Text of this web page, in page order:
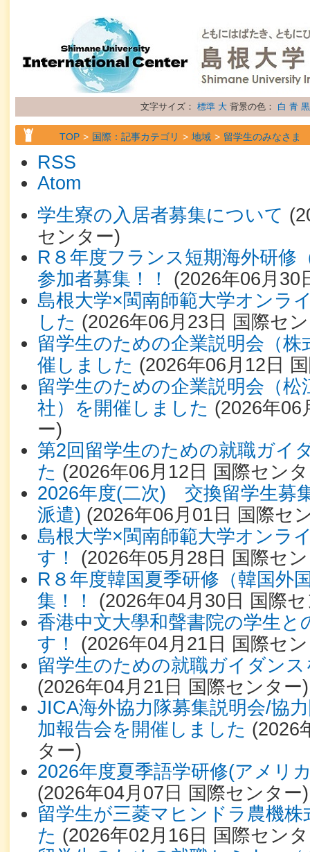
文字サイズ： 標準 大 背景の色： 白 青 黒
TOP 国際：記事カテゴリ 地域 留学生のみなさま
RSS
Atom
学生寮の入居者募集について (
センター)
R８年度フランス短期海外研修
参加者募集！！
(2026年06月30
島根大学×閩南師範⼤学オンラ
した (2026年06月23日 国際セ
留学生のための企業説明会（
催しました (2026年06月12日
留学生のための企業説明会（松
社）を開催しました (2026年06
ー)
第2回留学生のための就職ガイ
た (2026年06月12日 国際セン
2026年度(二次) 交換留学生募
派遣) (2026年06月01日 国際セ
島根大学×閩南師範⼤学オンラ
す！
(2026年05月28日 国際セ
R８年度韓国夏季研修（韓国外
集！！
(2026年04月30日 国際
香港中文大學和聲書院の学生と
す！
(2026年04月21日 国際セ
留学生のための就職ガイダン
(2026年04月21日 国際センター)
JICA海外協力隊募集説明会/協
加報告会を開催しました (2026
ター)
2026年度夏季語学研修(アメリ
(2026年04月07日 国際センター)
留学生が三菱マヒンドラ農機
た (2026年02月16日 国際セン